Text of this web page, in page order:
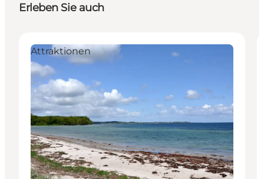
Erleben Sie auch
Attraktionen